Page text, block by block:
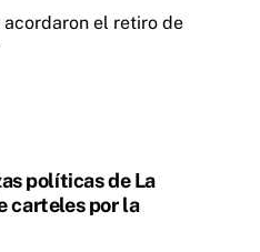
políticas de La
carteles por la